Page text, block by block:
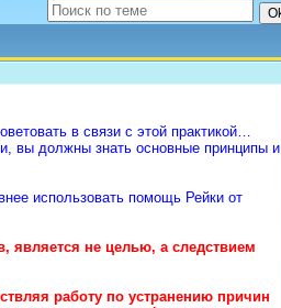
в связи с этой практикой…
вы должны знать основные принципы и
использовать помощь Рейки от
является не целью, а следствием
работу по устранению причин